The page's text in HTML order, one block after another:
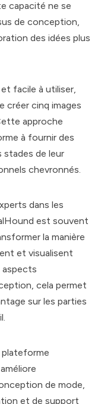
capacité ne se
de conception,
des idées plus
facile à utiliser,
créer cinq images
approche
à fournir des
stades de leur
chevronnés.
dans les
est souvent
la manière
et visualisent
aspects
cela permet
sur les parties
plateforme
de mode,
et de support